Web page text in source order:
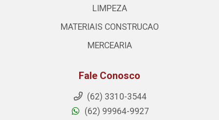
LIMPEZA
MATERIAIS CONSTRUCAO
MERCEARIA
Fale Conosco
(62) 3310-3544
(62) 99964-9927